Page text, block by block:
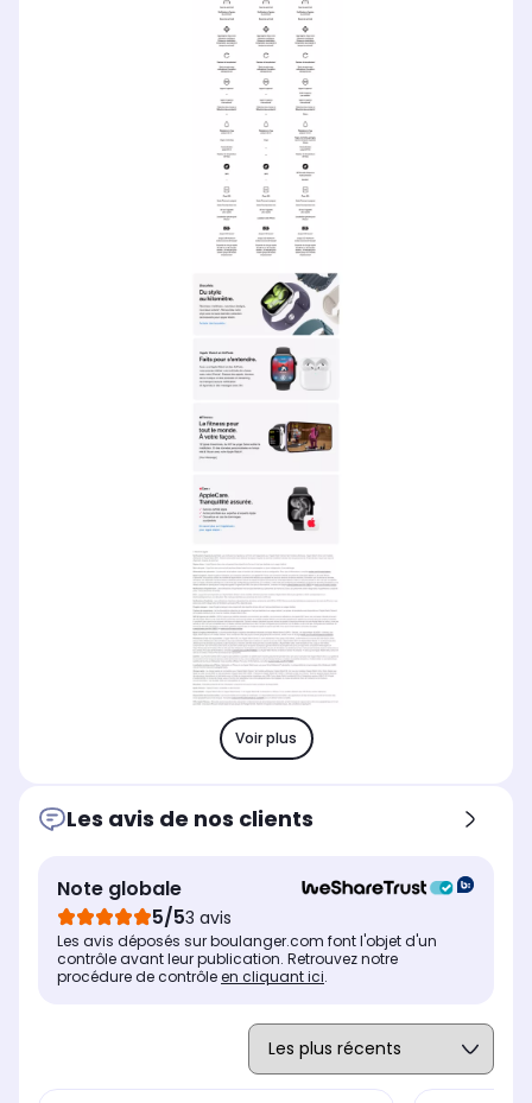
Voir plus
Les avis de nos clients
Note globale
5/53 avis
Les avis déposés sur boulanger.com font l'objet d'un
contrôle avant leur publication. Retrouvez notre
procédure de contrôleen cliquant ici.